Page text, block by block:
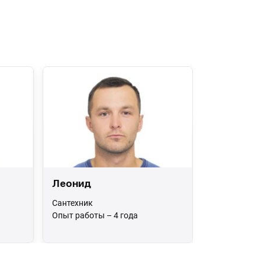
Леонид
Сантехник
Опыт работы – 4 года